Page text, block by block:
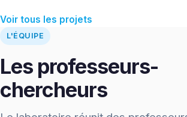
Voir tous les projets
L'ÉQUIPE
Les professeurs-
chercheurs